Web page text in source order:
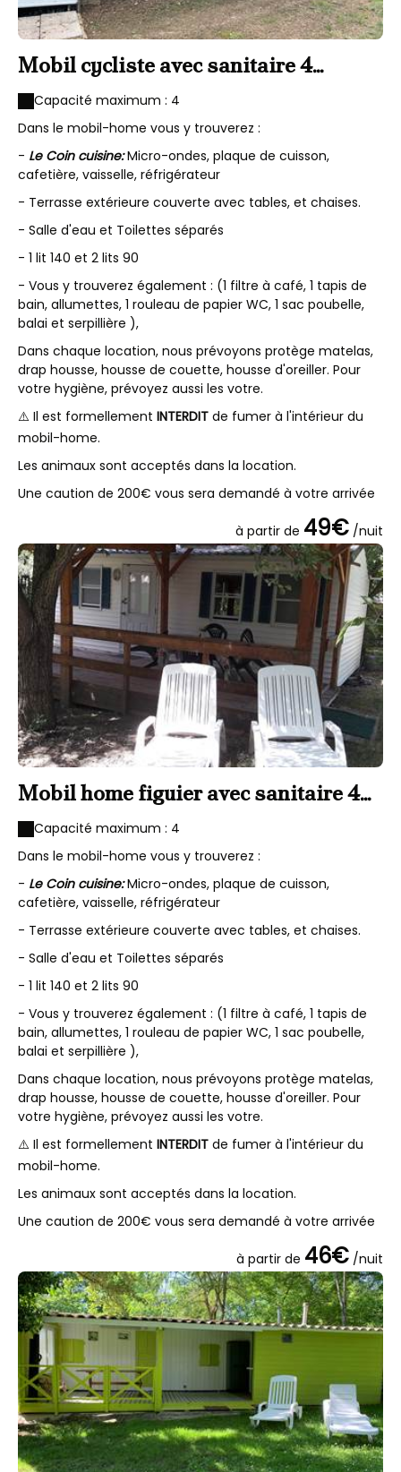
Mobil cycliste avec sanitaire 4
personnes
Capacité maximum : 4
Dans le mobil-home vous y trouverez :
- Le Coin cuisine:Micro-ondes, plaque de cuisson,
cafetière, vaisselle, réfrigérateur
- Terrasse extérieure couverte avec tables, et chaises.
- Salle d'eau et Toilettes séparés
- 1 lit 140 et 2 lits 90
- Vous y trouverez également : (1 filtre à café, 1 tapis de
bain, allumettes, 1 rouleau de papier WC, 1 sac poubelle,
balai et serpillière ),
Dans chaque location, nous prévoyons protège matelas,
drap housse, housse de couette, housse d'oreiller. Pour
votre hygiène, prévoyez aussi les votre.
⚠️ Il est formellement INTERDIT de fumer à l'intérieur du
mobil-home.
Les animaux sont acceptés dans la location.
Une caution de 200€ vous sera demandé à votre arrivée
à partir de 49€ /nuit
Mobil home figuier avec sanitaire 4
personnes
Capacité maximum : 4
Dans le mobil-home vous y trouverez :
- Le Coin cuisine:Micro-ondes, plaque de cuisson,
cafetière, vaisselle, réfrigérateur
- Terrasse extérieure couverte avec tables, et chaises.
- Salle d'eau et Toilettes séparés
- 1 lit 140 et 2 lits 90
- Vous y trouverez également : (1 filtre à café, 1 tapis de
bain, allumettes, 1 rouleau de papier WC, 1 sac poubelle,
balai et serpillière ),
Dans chaque location, nous prévoyons protège matelas,
drap housse, housse de couette, housse d'oreiller. Pour
votre hygiène, prévoyez aussi les votre.
⚠️ Il est formellement INTERDIT de fumer à l'intérieur du
mobil-home.
Les animaux sont acceptés dans la location.
Une caution de 200€ vous sera demandé à votre arrivée
à partir de 46€ /nuit